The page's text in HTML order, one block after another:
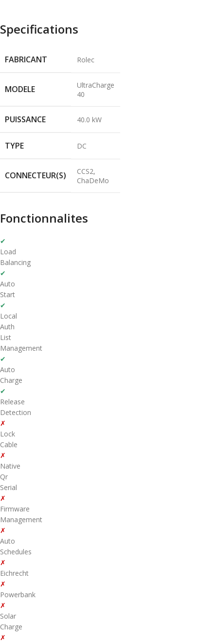
Specifications
FABRICANT Rolec
MODELE
UltraCharge
40
PUISSANCE 40.0 kW
TYPE DC
CONNECTEUR(S)
CCS2,
ChaDeMo
Fonctionnalites
✔
Load
Balancing
✔
Auto
Start
✔
Local
Auth
List
Management
✔
Auto
Charge
✔
Release
Detection
✗
Lock
Cable
✗
Native
Qr
Serial
✗
Firmware
Management
✗
Auto
Schedules
✗
Eichrecht
✗
Powerbank
✗
Solar
Charge
✗